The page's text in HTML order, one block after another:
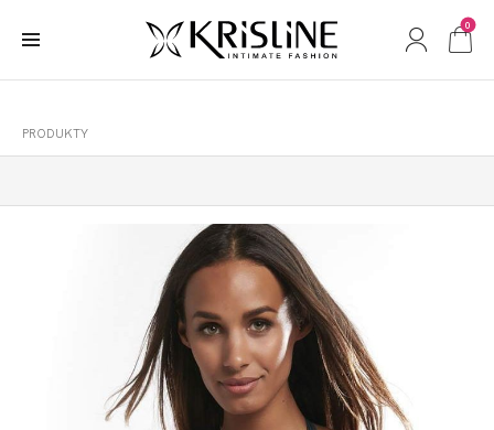
0
PRODUKTY